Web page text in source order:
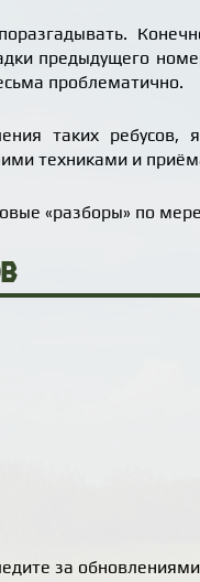
предыдущего
проблематично.
таких
техниками и
«разборы» по
за